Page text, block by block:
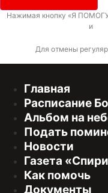
Нажимая кнопку «Я
и
Для отмены
Главная
Расписание
Альбом на
Подать
Новости
Газета
Как помочь
Документы